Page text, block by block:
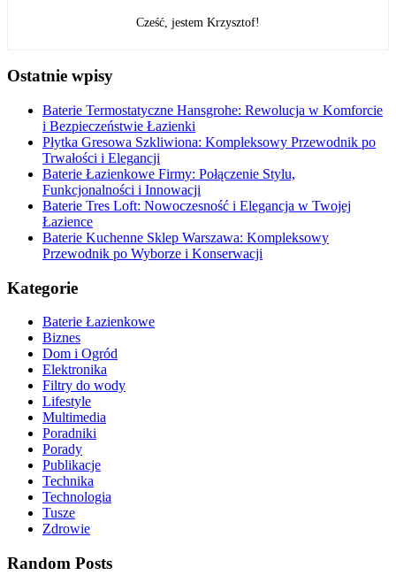
Cześć, jestem Krzysztof!
Ostatnie wpisy
Baterie Termostatyczne Hansgrohe: Rewolucja w Komforcie
i Bezpieczeństwie Łazienki
Płytka Gresowa Szkliwiona: Kompleksowy Przewodnik po
Trwałości i Elegancji
Baterie Łazienkowe Firmy: Połączenie Stylu,
Funkcjonalności i Innowacji
Baterie Tres Loft: Nowoczesność i Elegancja w Twojej
Łazience
Baterie Kuchenne Sklep Warszawa: Kompleksowy
Przewodnik po Wyborze i Konserwacji
Kategorie
Baterie Łazienkowe
Biznes
Dom i Ogród
Elektronika
Filtry do wody
Lifestyle
Multimedia
Poradniki
Porady
Publikacje
Technika
Technologia
Tusze
Zdrowie
Random Posts